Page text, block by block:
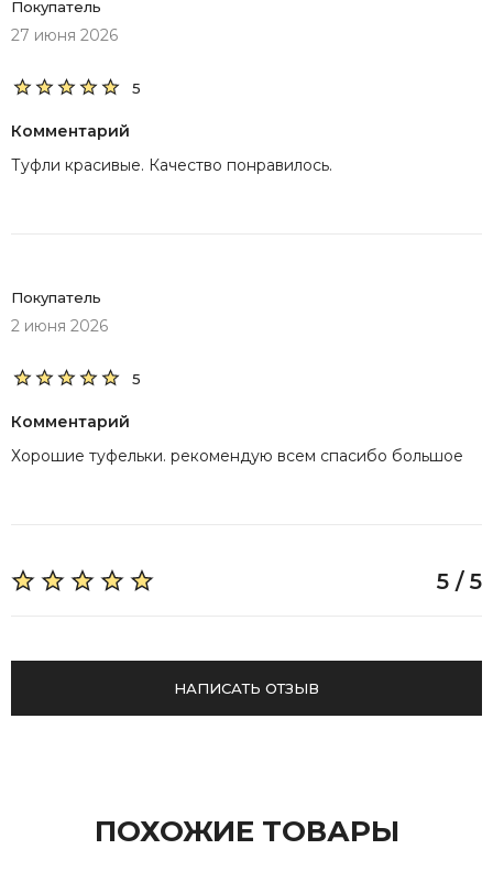
Покупатель
27 июня 2026
5
Комментарий
Туфли красивые. Качество понравилось.
Покупатель
2 июня 2026
5
Комментарий
Хорошие туфельки. рекомендую всем спасибо большое
5 / 5
НАПИСАТЬ ОТЗЫВ
ПОХОЖИЕ ТОВАРЫ